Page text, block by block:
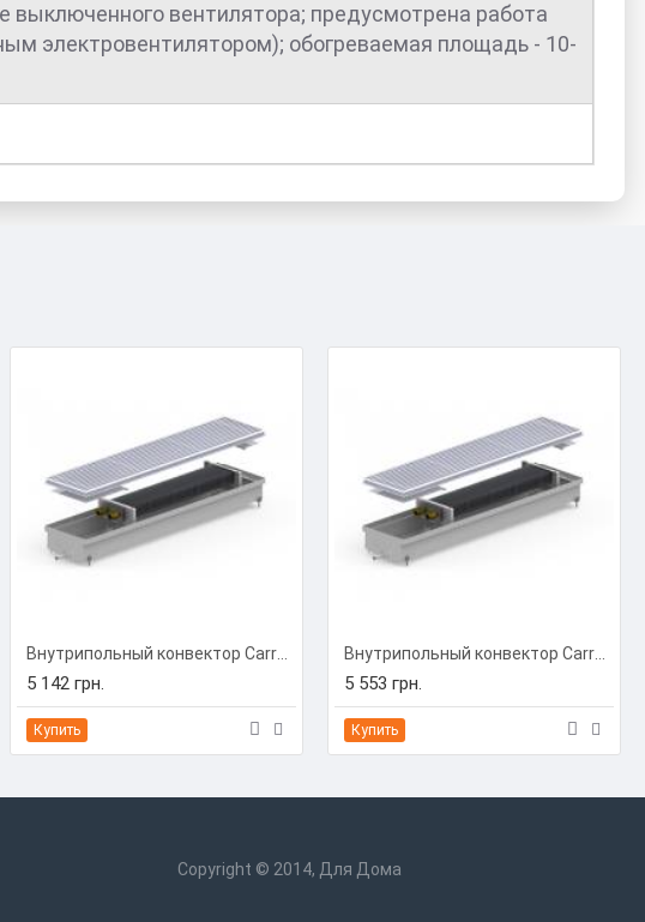
вентилятора; предусмотрена работа
электровентилятором); обогреваемая площадь - 10-
5 142 грн.
Купить
5 553 грн.
Купить
Copyright © 2014, Для Дома